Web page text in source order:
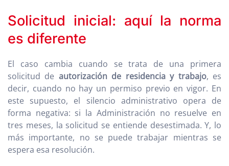
Solicitud inicial: aquí la norma
es diferente
El caso cambia cuando se trata de una primera
solicitud de autorización de residencia y trabajo, es
decir, cuando no hay un permiso previo en vigor. En
este supuesto, el silencio administrativo opera de
forma negativa: si la Administración no resuelve en
tres meses, la solicitud se entiende desestimada. Y, lo
más importante, no se puede trabajar mientras se
espera esa resolución.